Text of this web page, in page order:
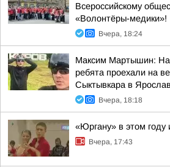
Всероссийскому
«Волонтёры-медики»!
Вчера, 18:24
Максим Мартышин:
ребята проехали на
Сыктывкара в
Вчера, 18:18
«Юргану» в этом году
Вчера, 17:43